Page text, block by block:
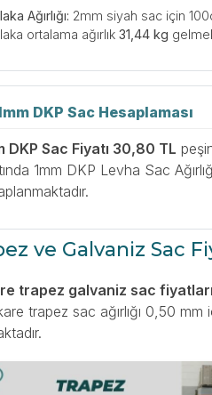
Ağırlığı: 2mm siyah sac için
ortalama ağırlık 31,44 kg
DKP Sac Hesaplaması
DKP Sac Fiyatı 30,80 TL
1mm DKP Levha Sac
ve Galvaniz Sac
trapez galvaniz sac fiyatları
trapez sac ağırlığı 0,50